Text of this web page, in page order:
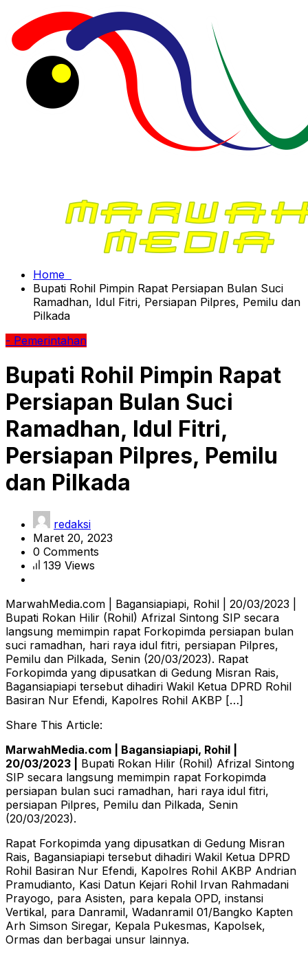
Home
Bupati Rohil Pimpin Rapat Persiapan Bulan Suci
Ramadhan, Idul Fitri, Persiapan Pilpres, Pemilu dan
Pilkada
- Pemerintahan
Bupati Rohil Pimpin Rapat
Persiapan Bulan Suci
Ramadhan, Idul Fitri,
Persiapan Pilpres, Pemilu
dan Pilkada
redaksi
Maret 20, 2023
0 Comments
139 Views
MarwahMedia.com | Bagansiapiapi, Rohil | 20/03/2023 |
Bupati Rokan Hilir (Rohil) Afrizal Sintong SIP secara
langsung memimpin rapat Forkopimda persiapan bulan
suci ramadhan, hari raya idul fitri, persiapan Pilpres,
Pemilu dan Pilkada, Senin (20/03/2023). Rapat
Forkopimda yang dipusatkan di Gedung Misran Rais,
Bagansiapiapi tersebut dihadiri Wakil Ketua DPRD Rohil
Basiran Nur Efendi, Kapolres Rohil AKBP […]
Share This Article:
MarwahMedia.com | Bagansiapiapi, Rohil |
20/03/2023 |
Bupati Rokan Hilir (Rohil) Afrizal Sintong
SIP secara langsung memimpin rapat Forkopimda
persiapan bulan suci ramadhan, hari raya idul fitri,
persiapan Pilpres, Pemilu dan Pilkada, Senin
(20/03/2023).
Rapat Forkopimda yang dipusatkan di Gedung Misran
Rais, Bagansiapiapi tersebut dihadiri Wakil Ketua DPRD
Rohil Basiran Nur Efendi, Kapolres Rohil AKBP Andrian
Pramudianto, Kasi Datun Kejari Rohil Irvan Rahmadani
Prayogo, para Asisten, para kepala OPD, instansi
Vertikal, para Danramil, Wadanramil 01/Bangko Kapten
Arh Simson Siregar, Kepala Pukesmas, Kapolsek,
Ormas dan berbagai unsur lainnya.